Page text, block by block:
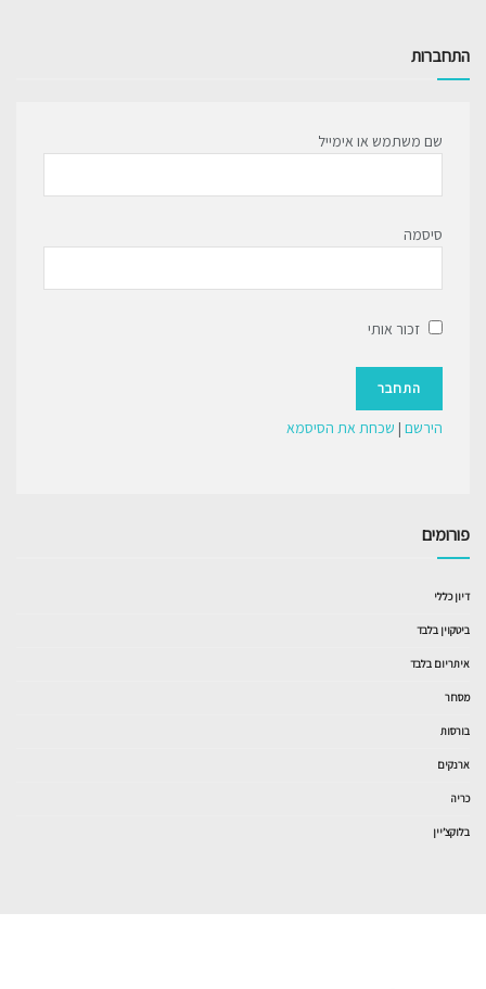
התחברות
שם משתמש או אימייל
סיסמה
זכור אותי
הירשם | שכחת את הסיסמא
פורומים
דיון כללי
ביטקוין בלבד
איתריום בלבד
מסחר
בורסות
ארנקים
כריה
בלוקצ’יין